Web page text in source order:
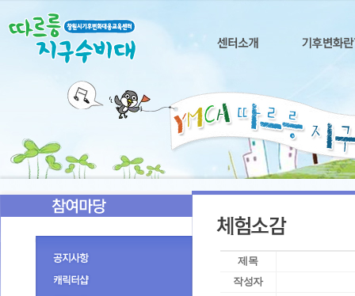
제목
작성자